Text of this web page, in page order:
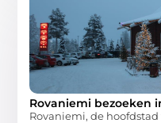
Rovaniemi bezoeken
Rovaniemi, de